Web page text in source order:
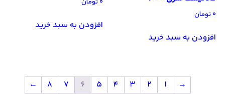
تومان
افزودن به سبد خرید
افزودن به سبد خرید
→
←